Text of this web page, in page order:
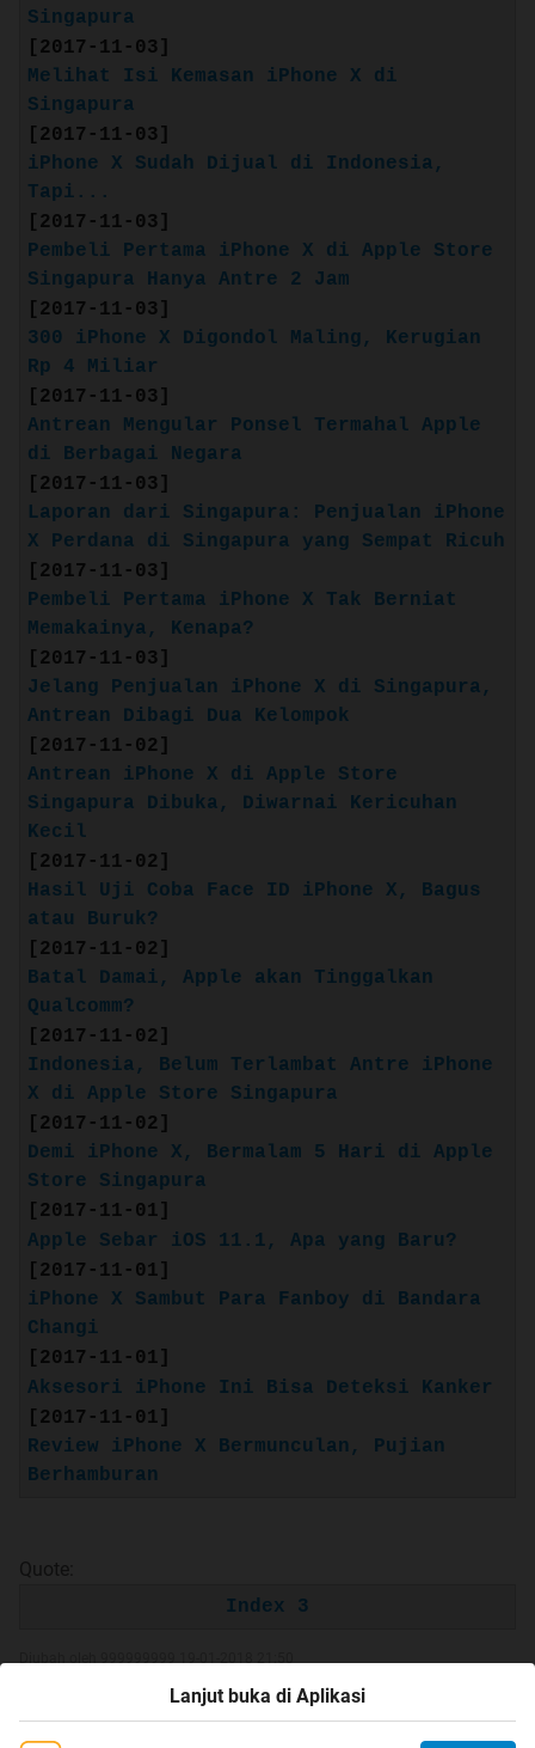
Source: apple.com
Layar Retina HD 4,7 inci
Tahan air dan debu
Kamera 12 MP dengan video 4K pada
kecepatan 30 fps
Kamera FaceTime HD 7 MP dengan Retina
Flash untuk foto selfie yang
mengagumkan
Touch ID untuk autentikasi aman
Chip Fusion A10
Source: apple.com/id
RAM: 2 GB
Battery: 1960 mAh
Spoiler for
Singapura
[2017-11-03]
Melihat Isi Kemasan iPhone X di
Singapura
[2017-11-03]
iPhone X Sudah Dijual di Indonesia,
Tapi...
[2017-11-03]
Pembeli Pertama iPhone X di Apple Store
Singapura Hanya Antre 2 Jam
[2017-11-03]
300 iPhone X Digondol Maling, Kerugian
Rp 4 Miliar
[2017-11-03]
Antrean Mengular Ponsel Termahal Apple
di Berbagai Negara
[2017-11-03]
Laporan dari Singapura: Penjualan iPhone
X Perdana di Singapura yang Sempat Ricuh
[2017-11-03]
Pembeli Pertama iPhone X Tak Berniat
Memakainya, Kenapa?
[2017-11-03]
Jelang Penjualan iPhone X di Singapura,
Antrean Dibagi Dua Kelompok
[2017-11-02]
Antrean iPhone X di Apple Store
Singapura Dibuka, Diwarnai Kericuhan
Kecil
[2017-11-02]
Hasil Uji Coba Face ID iPhone X, Bagus
atau Buruk?
[2017-11-02]
Batal Damai, Apple akan Tinggalkan
Qualcomm?
[2017-11-02]
Indonesia, Belum Terlambat Antre iPhone
X di Apple Store Singapura
[2017-11-02]
Demi iPhone X, Bermalam 5 Hari di Apple
Store Singapura
[2017-11-01]
Apple Sebar iOS 11.1, Apa yang Baru?
[2017-11-01]
iPhone X Sambut Para Fanboy di Bandara
Changi
[2017-11-01]
Aksesori iPhone Ini Bisa Deteksi Kanker
[2017-11-01]
Review iPhone X Bermunculan, Pujian
Berhamburan
Quote:
Index 3
Lanjut buka di Aplikasi